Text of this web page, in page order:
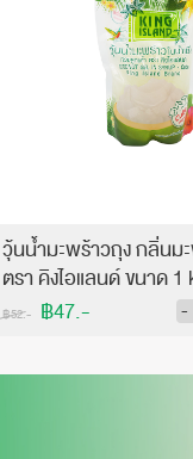
วุ้นน้ำมะพร้าวถุง กลิ่นม
ตรา คิงไอแลนด์ ขนาด 1
฿52.- ฿47.- -